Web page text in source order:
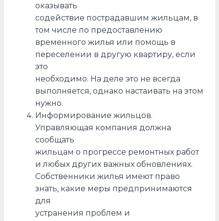
оказывать
содействие пострадавшим жильцам, в
том числе по предоставлению
временного жилья или помощь в
переселении в другую квартиру, если
это
необходимо. На деле это не всегда
выполняется, однако настаивать на этом
нужно.
Информирование жильцов.
Управляющая компания должна
сообщать
жильцам о прогрессе ремонтных работ
и любых других важных обновлениях.
Собственники жилья имеют право
знать, какие меры предпринимаются
для
устранения проблем и